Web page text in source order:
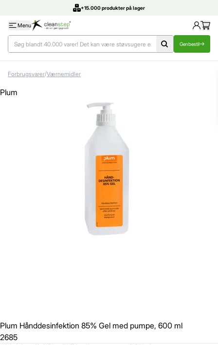
DK's bedste priser
Menu
Genbestil
Forbrugsvarer/Værnemidler
Plum
Plum Hånddesinfektion 85% Gel med pumpe, 600 ml
2685